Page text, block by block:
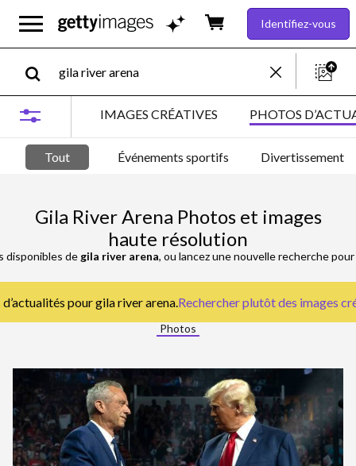
Identifiez-vous
IMAGES CRÉATIVES PHOTOS
Tout Événements sportifs Divertissement
Gila River Arena Photos et images
haute résolution
disponibles de gila river arena, ou lancez une nouvelle recherche
pour gila river arena. Rechercher plutôt des images
Photos